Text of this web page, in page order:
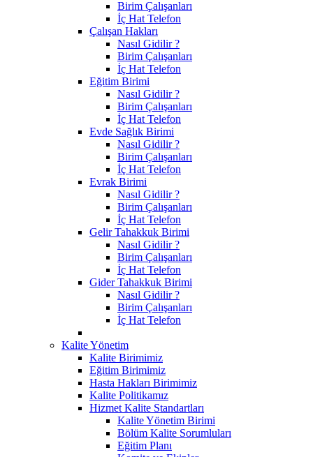
Birim Çalışanları
İç Hat Telefon
Çalışan Hakları
Nasıl Gidilir ?
Birim Çalışanları
İç Hat Telefon
Eğitim Birimi
Nasıl Gidilir ?
Birim Çalışanları
İç Hat Telefon
Evde Sağlık Birimi
Nasıl Gidilir ?
Birim Çalışanları
İç Hat Telefon
Evrak Birimi
Nasıl Gidilir ?
Birim Çalışanları
İç Hat Telefon
Gelir Tahakkuk Birimi
Nasıl Gidilir ?
Birim Çalışanları
İç Hat Telefon
Gider Tahakkuk Birimi
Nasıl Gidilir ?
Birim Çalışanları
İç Hat Telefon
Kalite Yönetim
Kalite Birimimiz
Eğitim Birimimiz
Hasta Hakları Birimimiz
Kalite Politikamız
Hizmet Kalite Standartları
Kalite Yönetim Birimi
Bölüm Kalite Sorumluları
Eğitim Planı